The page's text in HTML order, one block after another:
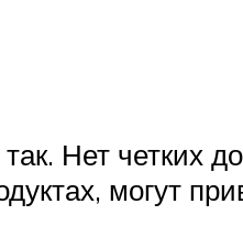
Нет четких
могут